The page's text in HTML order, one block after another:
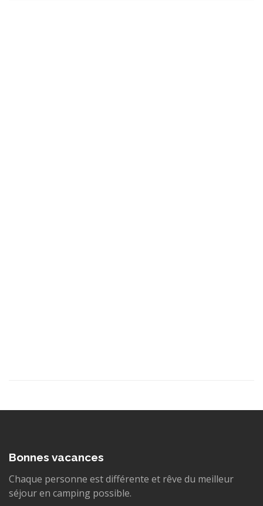
Bonnes vacances
Chaque personne est différente et rêve du meilleur
séjour en camping possible.